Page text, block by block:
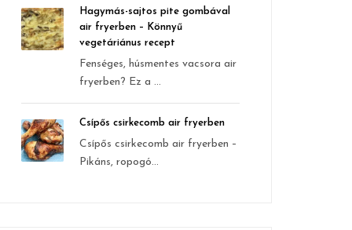
Hagymás-sajtos pite gombával
air fryerben – Könnyű
vegetáriánus recept
Fenséges, húsmentes vacsora air
fryerben? Ez a ...
Csípős csirkecomb air fryerben
Csípős csirkecomb air fryerben –
Pikáns, ropogó...